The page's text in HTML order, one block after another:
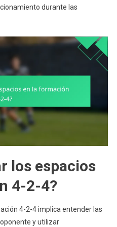
durante las
los espacios
4-2-4?
4-2-4 implica entender las
y utilizar